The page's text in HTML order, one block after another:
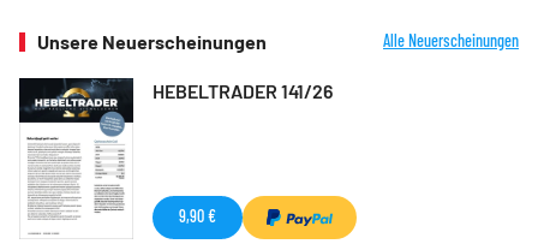
Unsere Neuerscheinungen Alle Neuerscheinungen
HEBELTRADER 141/26
9,90 €